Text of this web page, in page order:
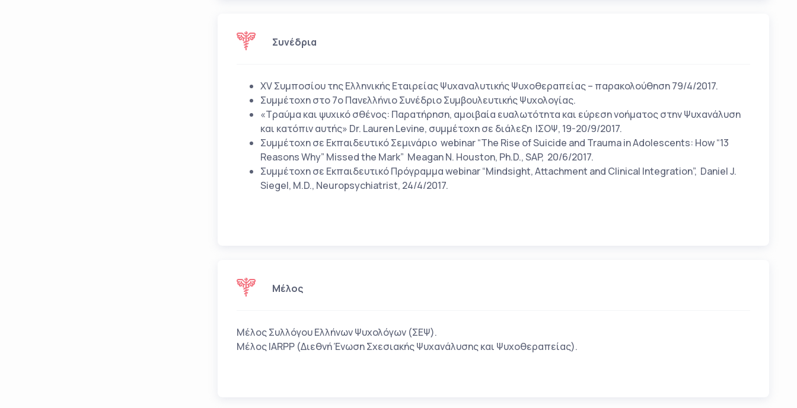
Συνέδρια
XV Συμποσίου της Ελληνικής Εταιρείας Ψυχαναλυτικής Ψυχοθεραπείας – παρακολούθηση 79/4/2017.
Συμμέτοχη στο 7ο Πανελλήνιο Συνέδριο Συμβουλευτικής Ψυχολογίας.
«Τραύμα και ψυχικό σθένος: Παρατήρηση, αμοιβαία ευαλωτότητα και εύρεση νοήματος στην Ψυχανάλυση
και κατόπιν αυτής» Dr. Lauren Levine, συμμέτοχη σε διάλεξη ΙΣΟΨ, 19-20/9/2017.
Συμμέτοχη σε Εκπαιδευτικό Σεμινάριο webinar “The Rise of Suicide and Trauma in Adolescents: How “13
Reasons Why” Missed the Mark” Meagan N. Houston, Ph.D., SAP, 20/6/2017.
Συμμέτοχη σε Εκπαιδευτικό Πρόγραμμα webinar “Mindsight, Attachment and Clinical Integration”, Daniel J.
Siegel, M.D., Neuropsychiatrist, 24/4/2017.
Μέλος
Μέλος Συλλόγου Ελλήνων Ψυχολόγων (ΣΕΨ).
Μέλος IARPP (Διεθνή Ένωση Σχεσιακής Ψυχανάλυσης και Ψυχοθεραπείας).